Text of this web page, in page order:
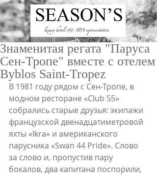
ru/en
Знаменитая регата "Паруса
Сен-Тропе" вместе с отелем
Byblos Saint-Tropez
В 1981 году рядом с Сен-Тропе, в
модном ресторане «Club 55»
собрались старые друзья: экипажи
французской двенадцатиметровой
яхты «Ikra» и американского
парусника «Swan 44 Pride». Слово
за слово и, пропустив пару
бокалов, два капитана поспорили,